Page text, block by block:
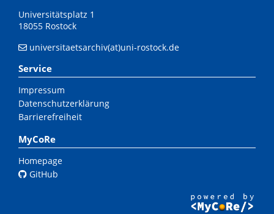
Universitätsplatz 1
18055 Rostock
universitaetsarchiv(at)uni-rostock.de
Service
Impressum
Datenschutzerklärung
Barrierefreiheit
MyCoRe
Homepage
GitHub